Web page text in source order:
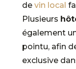
de vin local
Plusieurs
également
pointu, afin
exclusive